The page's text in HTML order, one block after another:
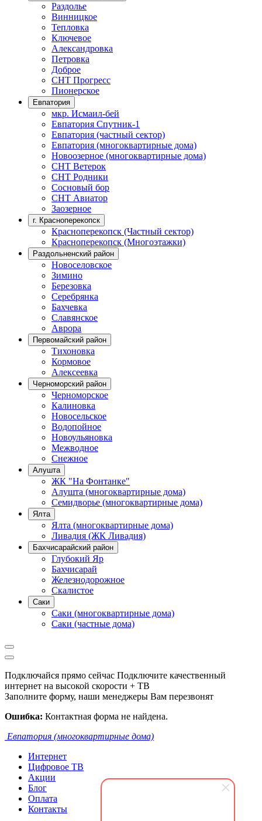
Раздолье
Винницкое
Тепловка
Ключевое
Александровка
Петровка
Доброе
СНТ Прогресс
Пионерское
Евпатория
мкр. Исмаил-бей
Евпатория Спутник-1
Евпатория (частный сектор)
Евпатория (многоквартирные дома)
Новоозерное (многоквартирные дома)
СНТ Ветерок
СНТ Родники
Сосновый бор
СНТ Авиатор
Заозерное
г. Красноперекопск
Красноперекопск (Частный сектор)
Красноперекопск (Многоэтажки)
Раздольненский район
Новоселовское
Зимино
Березовка
Серебрянка
Бахчевка
Славянское
Аврора
Первомайский район
Тихоновка
Кормовое
Алексеевка
Черноморский район
Черноморское
Калиновка
Новосельское
Водопойное
Новоульяновка
Межводное
Снежное
Алушта
ЖК "На Фонтанке"
Алушта (многоквартирные дома)
Семидворье (многоквартирные дома)
Ялта
Ялта (многоквартирные дома)
Ливадия (ЖК Ливадия)
Бахчисарайский район
Глубокий Яр
Бахчисарай
Железнодорожное
Скалистое
Саки
Саки (многоквартирные дома)
Саки (частные дома)
Подключайся прямо сейчас Подключите качественный
интернет на высокой скорости + ТВ
Заполните форму, наши менеджеры Вам перезвонят
Ошибка: Контактная форма не найдена.
Евпатория (многоквартирные дома)
Интернет
Цифровое ТВ
Акции
Блог
Оплата
Контакты